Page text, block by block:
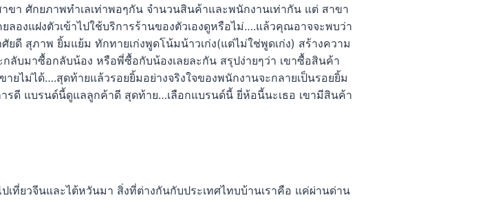
า ศักยภาพทำเลเท่าพอๆกัน จำนวนสินค้าและพนักงานเท่ากัน แต่ สาขา
องแฝงตัวเข้าไปใช้บริการร้านของตัวเองดูหรือไม่….แล้วคุณอาจจะพบว่า
สุภาพ ยิ้มแย้ม ทักทายเก่งพูดโน้มน้าวเก่ง(แต่ไม่ใช่พูดเก่ง) สร้างความ
บมาซื้อกลับน้อง หรือพี่ซื้อกับน้องเลยละกัน สรุปง่ายๆว่า เขาซื้อสินค้า
ไม่ได้….สุดท้ายแล้วรอยยิ้มอย่างจริงใจของพนักงานจะกลายเป็นรอยยิ้ม
รดี แบรนด์นี้ดูแลลูกค้าดี สุดท้าย…เลือกแบรนด์นี้ ยี่ห้อนี้นะเธอ เขามีสินค้า
เที่ยวจีนและไต้หวันมา สิ่งที่ต่างกันกับประเทศไทบบ้านเราคือ แค่ผ่านด่าน